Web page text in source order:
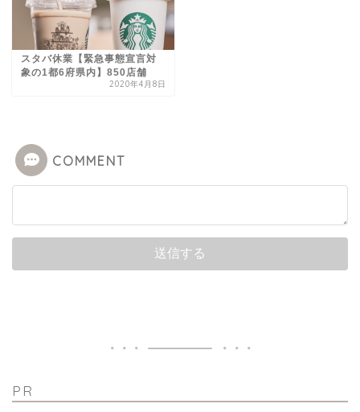
スタバ休業【緊急事態宣言対
象の1都6府県内】850店舗
2020年4月8日
COMMENT
PR